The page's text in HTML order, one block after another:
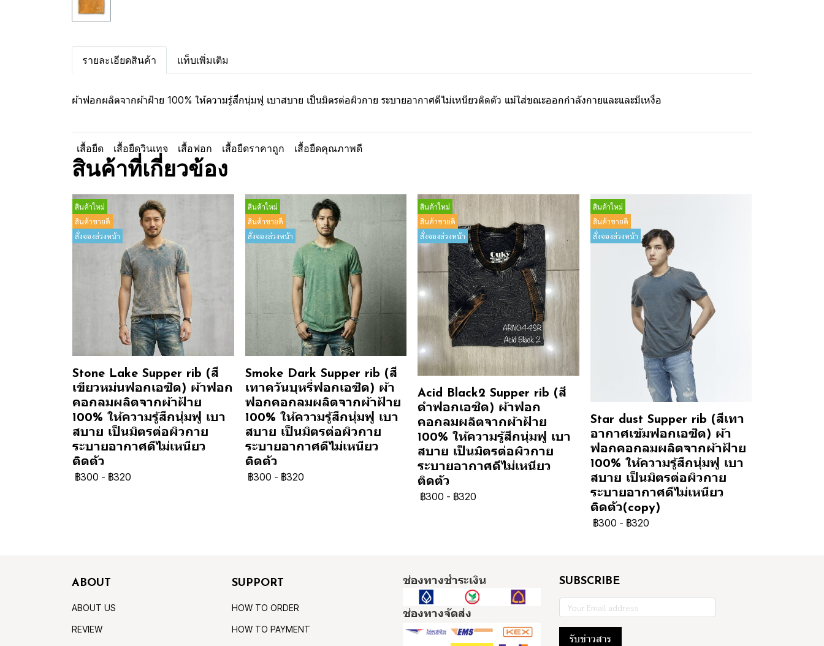
รายละเอียดสินค้า แท็บเพิ่มเติม
ผ้าฟอกผลิตจากผ้าฝ้าย 100% ให้ความรู้สึกนุ่มฟู เบาสบาย เป็นมิตรต่อผิวกาย ระบายอากาศดีไม่เหนียวติดตัว แม้ใส่ขณะออกกำลังกายและและมีเหงื่อ
เสื้อยืด เสื้อยืดวินเทจ เสื้อฟอก เสื้อยืดราคาถูก เสื้อยืดคุณภาพดี
สินค้าที่เกี่ยวข้อง
สินค้าใหม่
สินค้าขายดี
สั่งจองล่วงหน้า
Stone Lake Supper rib (สี
เขียวหม่นฟอกเอซิด) ผ้าฟอก
คอกลมผลิตจากผ้าฝ้าย
100% ให้ความรู้สึกนุ่มฟู เบา
สบาย เป็นมิตรต่อผิวกาย
ระบายอากาศดีไม่เหนียว
ติดตัว
฿300 - ฿320
สินค้าใหม่
สินค้าขายดี
สั่งจองล่วงหน้า
Smoke Dark Supper rib (สี
เทาควันบุหรี่ฟอกเอซิด) ผ้า
ฟอกคอกลมผลิตจากผ้าฝ้าย
100% ให้ความรู้สึกนุ่มฟู เบา
สบาย เป็นมิตรต่อผิวกาย
ระบายอากาศดีไม่เหนียว
ติดตัว
฿300 - ฿320
สินค้าใหม่
สินค้าขายดี
สั่งจองล่วงหน้า
Acid Black2 Supper rib (สี
ดำฟอกเอซิด) ผ้าฟอก
คอกลมผลิตจากผ้าฝ้าย
100% ให้ความรู้สึกนุ่มฟู เบา
สบาย เป็นมิตรต่อผิวกาย
ระบายอากาศดีไม่เหนียว
ติดตัว
฿300 - ฿320
สินค้าใหม่
สินค้าขายดี
สั่งจองล่วงหน้า
Star dust Supper rib (สีเทา
อากาศเข้มฟอกเอซิด) ผ้า
ฟอกคอกลมผลิตจากผ้าฝ้าย
100% ให้ความรู้สึกนุ่มฟู เบา
สบาย เป็นมิตรต่อผิวกาย
ระบายอากาศดีไม่เหนียว
ติดตัว(copy)
฿300 - ฿320
ABOUT
ABOUT US
REVIEW
SUPPORT
HOW TO ORDER
HOW TO PAYMENT
ช่องทางชำระเงิน
ช่องทางจัดส่ง
SUBSCRIBE
รับข่าวสาร